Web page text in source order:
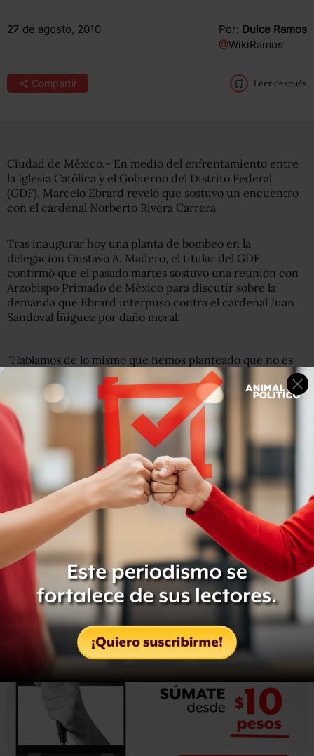
27 de agosto, 2010 Por: Dulce Ramos
@WikiRamos
Compartir Leer después
Ciudad de México.- En medio del enfrentamiento entre
la Iglesia Católica y el Gobierno del Distrito Federal
(GDF), Marcelo Ebrard reveló que sostuvo un encuentro
con el cardenal Norberto Rivera Carrera
Tras inaugurar hoy una planta de bombeo en la
delegación Gustavo A. Madero, el titular del GDF
confirmó que el pasado martes sostuvo una reunión con
Arzobispo Primado de México para discutir sobre la
demanda que Ebrard interpuso contra el cardenal Juan
Sandoval Íñiguez por daño moral.
“Hablamos de lo mismo que hemos planteado que no es
razonable que se le imputen delitos a funcionarios
públicos sin ninguna prueba”, comentó Ebrard frente a
los medios de comunicación a unos días de que un juez
diera entrada a la demanda contra Sandoval Iñiguez .
“Siempre hemos tenido urbanidad política y la vamos a
seguir teniendo” manifestó el mandatario capitalino
sobre su relación con el cardenal Rivera Carrera.
Ebrard presentó la semana pasada por daño moral contra
Sandoval Iñiguez, quien lo acusó de haber sobornado a
los ministro de la Suprema Corte de Justicia de la Nación
para que avalaran la constitucionalidad de los
matrimonios y adopciones por parejas del mismo sexo.